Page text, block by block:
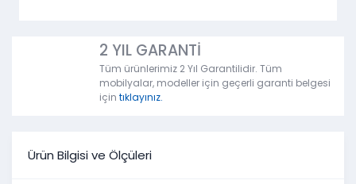
2 YIL GARANTİ
Tüm ürünlerimiz 2 Yıl Garantilidir. Tüm
mobilyalar, modeller için geçerli garanti belgesi
için tıklayınız.
Ürün Bilgisi ve Ölçüleri